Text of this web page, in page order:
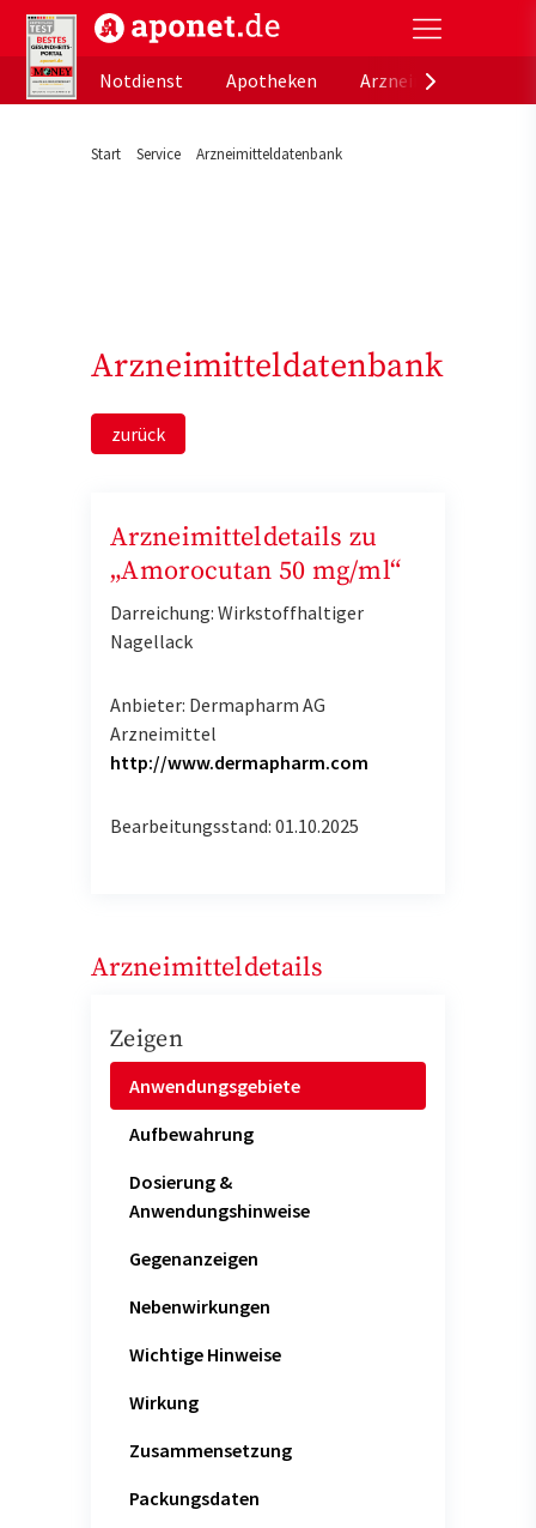
aponet.de - Das offizielle Gesundheitsportal der
Notdienst
Apotheken
Start Service Arzneimitteldatenbank
Arzneimitteldatenbank
zurück
Arzneimitteldetails zu
„Amorocutan 50 mg/ml“
Darreichung: Wirkstoffhaltiger
Nagellack
Anbieter: Dermapharm AG
Arzneimittel
http://www.dermapharm.com
Bearbeitungsstand: 01.10.2025
Arzneimitteldetails
Zeigen
Anwendungsgebiete
Aufbewahrung
Dosierung &
Anwendungshinweise
Gegenanzeigen
Nebenwirkungen
Wichtige Hinweise
Wirkung
Zusammensetzung
Packungsdaten